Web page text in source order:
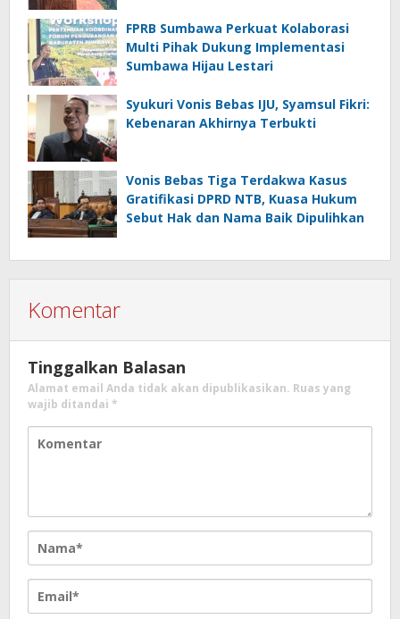
FPRB Sumbawa Perkuat Kolaborasi
Multi Pihak Dukung Implementasi
Sumbawa Hijau Lestari
Syukuri Vonis Bebas IJU, Syamsul Fikri:
Kebenaran Akhirnya Terbukti
Vonis Bebas Tiga Terdakwa Kasus
Gratifikasi DPRD NTB, Kuasa Hukum
Sebut Hak dan Nama Baik Dipulihkan
Komentar
Tinggalkan Balasan
Alamat email Anda tidak akan dipublikasikan. Ruas yang
wajib ditandai *